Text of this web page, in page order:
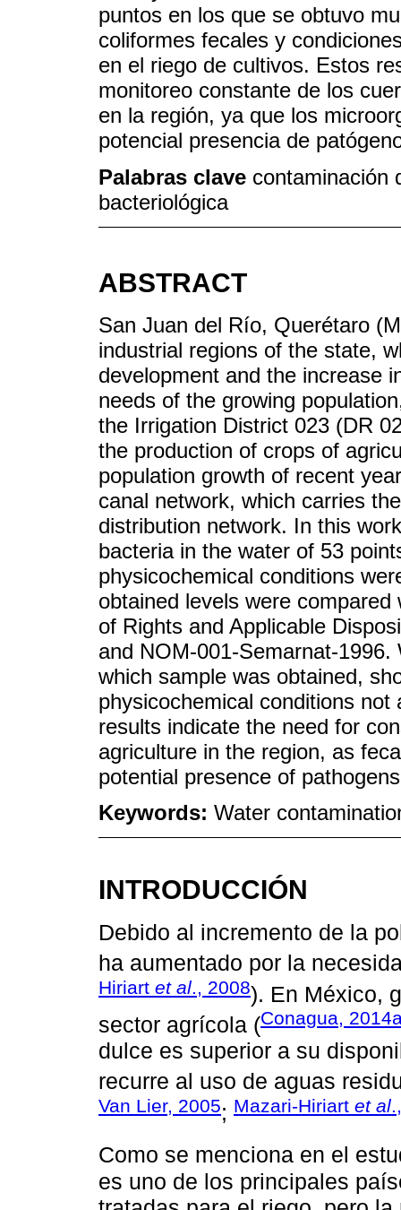
puntos en los que se obtuvo
coliformes fecales y
en el riego de cultivos. Estos
monitoreo constante de los
en la región, ya que los
potencial presencia de
Palabras clave contaminación
bacteriológica
ABSTRACT
San Juan del Río, Querétaro
industrial regions of the state,
development and the increase
needs of the growing
the Irrigation District 023 (DR
the production of crops of
population growth of recent
canal network, which carries
distribution network. In this
bacteria in the water of 53
physicochemical conditions
obtained levels were
of Rights and Applicable
and NOM-001-Semarnat-
which sample was obtained,
physicochemical conditions
results indicate the need for
agriculture in the region, as
potential presence of
Keywords: Water
INTRODUCCIÓN
Debido al incremento de la
ha aumentado por la
Hiriart et al., 2008). En México,
sector agrícola (Conagua,
dulce es superior a su
recurre al uso de aguas
Van Lier, 2005; Mazari-Hiriart et al
Como se menciona en el
es uno de los principales